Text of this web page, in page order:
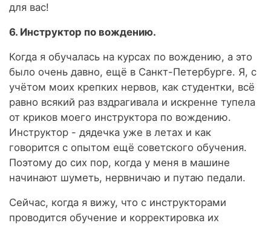
для вас!
6. Инструктор по вождению.
Когда я обучалась на курсах по вождению, а это
было очень давно, ещё в Санкт-Петербурге. Я, с
учётом моих крепких нервов, как студентки, всё
равно всякий раз вздрагивала и искренне тупела
от криков моего инструктора по вождению.
Инструктор - дядечка уже в летах и как
говорится с опытом ещё советского обучения.
Поэтому до сих пор, когда у меня в машине
начинают шуметь, нервничаю и путаю педали.
Сейчас, когда я вижу, что с инструкторами
проводится обучение и корректировка их